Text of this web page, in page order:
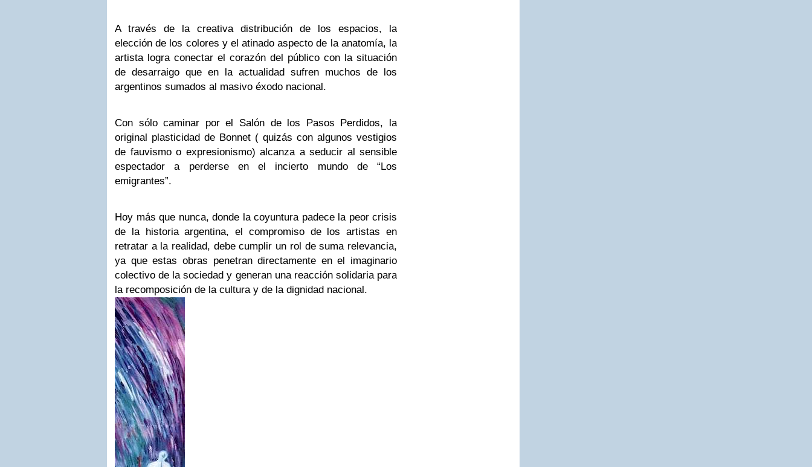
A través de la creativa distribución de los espacios, la
elección de los colores y el atinado aspecto de la anatomía, la
artista logra conectar el corazón del público con la situación
de desarraigo que en la actualidad sufren muchos de los
argentinos sumados al masivo éxodo nacional.
Con sólo caminar por el Salón de los Pasos Perdidos, la
original plasticidad de Bonnet ( quizás con algunos vestigios
de fauvismo o expresionismo) alcanza a seducir al sensible
espectador a perderse en el incierto mundo de “Los
emigrantes”.
Hoy más que nunca, donde la coyuntura padece la peor crisis
de la historia argentina, el compromiso de los artistas en
retratar a la realidad, debe cumplir un rol de suma relevancia,
ya que estas obras penetran directamente en el imaginario
colectivo de la sociedad y generan una reacción solidaria para
la recomposición de la cultura y de la dignidad nacional.